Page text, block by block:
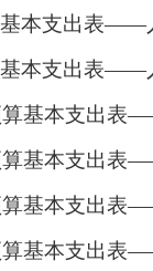
本支出表——
本支出表——
基本支出表
基本支出表
基本支出表
基本支出表